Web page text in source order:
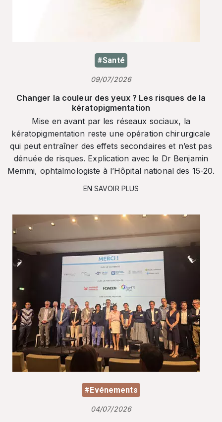
#Santé
09/07/2026
Changer la couleur des yeux ? Les risques de la
kératopigmentation
Mise en avant par les réseaux sociaux, la
kératopigmentation reste une opération chirurgicale
qui peut entraîner des effets secondaires et n’est pas
dénuée de risques. Explication avec le Dr Benjamin
Memmi, ophtalmologiste à l’Hôpital national des 15-20.
EN SAVOIR PLUS
#Evénements
04/07/2026